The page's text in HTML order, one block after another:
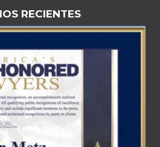
RECIENTES